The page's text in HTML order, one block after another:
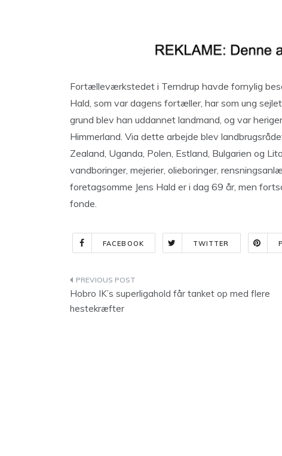
Fortælleværkstedet i Terndrup havde fornylig
Hald, som var dagens fortæller, har som ung
grund blev han uddannet landmand, og var
Himmerland. Via dette arbejde blev
Zealand, Uganda, Polen, Estland, Bulgarien og
vandboringer, mejerier, olieboringer,
foretagsomme Jens Hald er i dag 69 år, men
fonde.
FACEBOOK TWITTER
Indlægsnavigation
Hobro IK’s superligahold får tanket op med flere
hestekræfter